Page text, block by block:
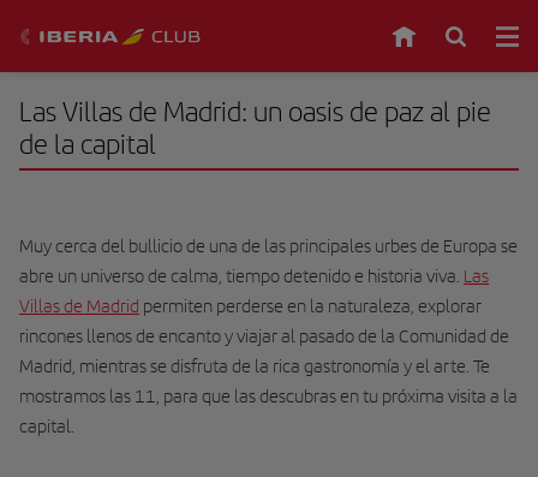
Las Villas de Madrid: un oasis de paz al pie
de la capital
Muy cerca del bullicio de una de las principales urbes de Europa se
abre un universo de calma, tiempo detenido e historia viva. Las
Villas de Madrid permiten perderse en la naturaleza, explorar
rincones llenos de encanto y viajar al pasado de la Comunidad de
Madrid, mientras se disfruta de la rica gastronomía y el arte. Te
mostramos las 11, para que las descubras en tu próxima visita a la
capital.